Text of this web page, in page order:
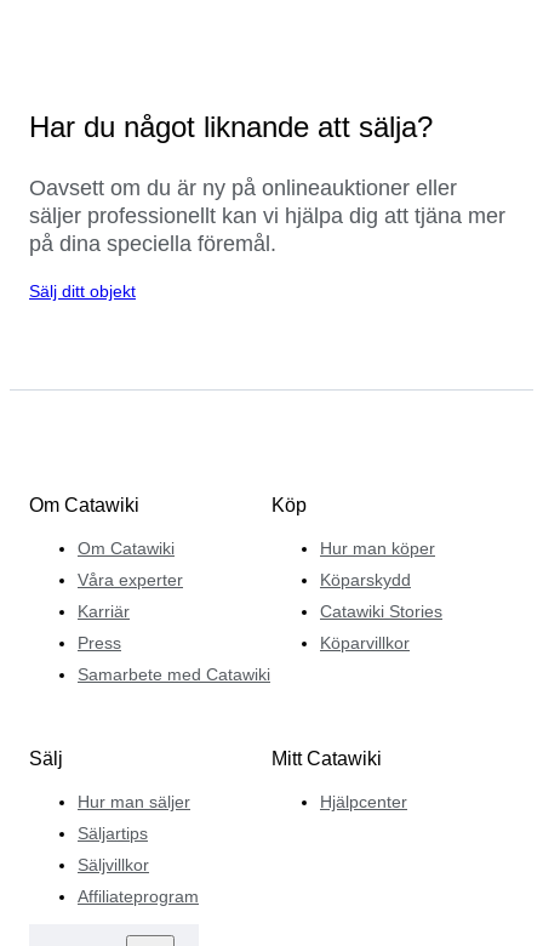
Har du något liknande att sälja?
Oavsett om du är ny på onlineauktioner eller
säljer professionellt kan vi hjälpa dig att tjäna mer
på dina speciella föremål.
Sälj ditt objekt
Om Catawiki
Om Catawiki
Våra experter
Karriär
Press
Samarbete med Catawiki
Köp
Hur man köper
Köparskydd
Catawiki Stories
Köparvillkor
Sälj
Hur man säljer
Säljartips
Säljvillkor
Affiliateprogram
Mitt Catawiki
Hjälpcenter